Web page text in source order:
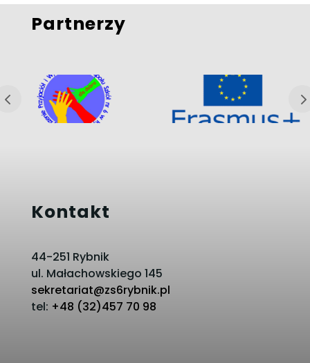
Partnerzy
Kontakt
44-251 Rybnik
ul. Małachowskiego 145
sekretariat@zs6rybnik.pl
tel: +48 (32)457 70 98